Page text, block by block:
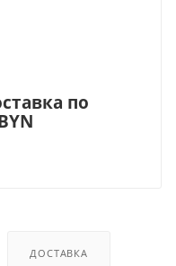
по
ДОСТАВКА